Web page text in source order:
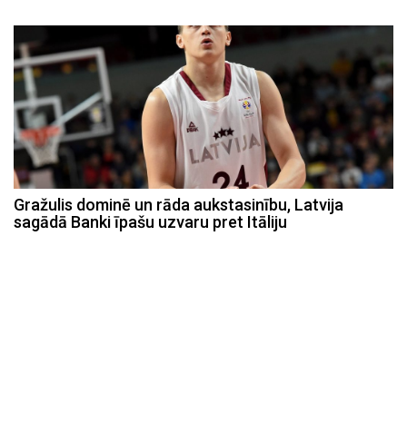
Gražulis dominē un rāda aukstasinību, Latvija
sagādā Banki īpašu uzvaru pret Itāliju